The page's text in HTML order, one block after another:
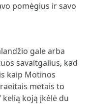
pomėgius ir savo
gale arba
savaitgalius, kad
kaip Motinos
metais to
kelią koją įkėlė du